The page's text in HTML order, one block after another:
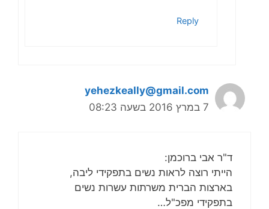
Reply
yehezkeally@gmail.com
7 במרץ 2016 בשעה 08:23
ד"ר אבי ברוכמן:
הייתי רוצה לראות נשים בתפקידי ליבה,
בארצות הברית משרתות עשרות נשים
בתפקידי מפכ"ל…